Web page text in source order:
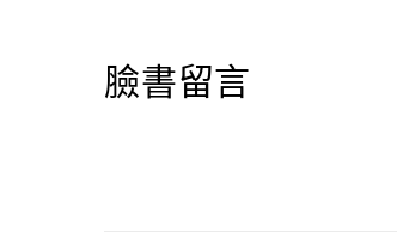
臉書留言